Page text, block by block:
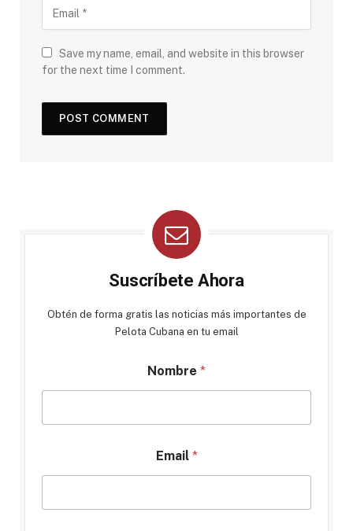
Save my name, email, and website in this browser
for the next time I comment.
Suscríbete Ahora
Obtén de forma gratis las noticias más importantes de
Pelota Cubana en tu email
Nombre *
Email *